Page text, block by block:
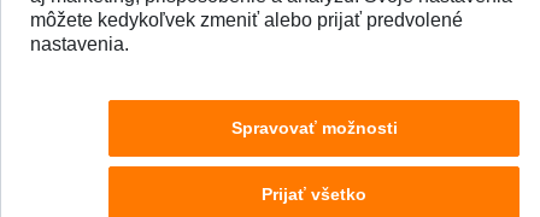
môžete kedykoľvek zmeniť alebo prijať predvolené
nastavenia.
Spravovať možnosti
Prijať všetko